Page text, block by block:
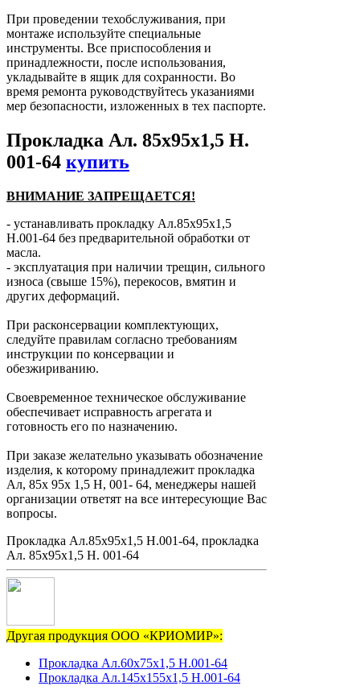
При проведении техобслуживания, при
монтаже используйте специальные
инструменты. Все приспособления и
принадлежности, после использования,
укладывайте в ящик для сохранности. Во
время ремонта руководствуйтесь указаниями
мер безопасности, изложенных в тех паспорте.
Прокладка Ал. 85х95х1,5 Н.
001-64 купить
ВНИМАНИЕ ЗАПРЕЩАЕТСЯ!
- устанавливать прокладку Ал.85х95х1,5
Н.001-64 без предварительной обработки от
масла.
- эксплуатация при наличии трещин, сильного
износа (свыше 15%), перекосов, вмятин и
других деформаций.
При расконсервации комплектующих,
следуйте правилам согласно требованиям
инструкции по консервации и
обезжириванию.
Своевременное техническое обслуживание
обеспечивает исправность агрегата и
готовность его по назначению.
При заказе желательно указывать обозначение
изделия, к которому принадлежит прокладка
Ал, 85х 95х 1,5 Н, 001- 64, менеджеры нашей
организации ответят на все интересующие Вас
вопросы.
Прокладка Ал.85х95х1,5 Н.001-64, прокладка
Ал. 85х95х1,5 Н. 001-64
Другая продукция ООО «КРИОМИР»:
Прокладка Ал.60х75х1,5 Н.001-64
Прокладка Ал.145х155х1,5 Н.001-64